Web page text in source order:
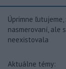
Úprimne
nasmerovaní, ale
neexistovala
Aktuálne témy: